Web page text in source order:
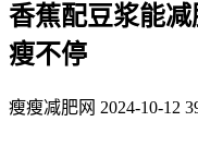
香蕉配豆浆能
瘦不停
瘦瘦减肥网 2024-10-12